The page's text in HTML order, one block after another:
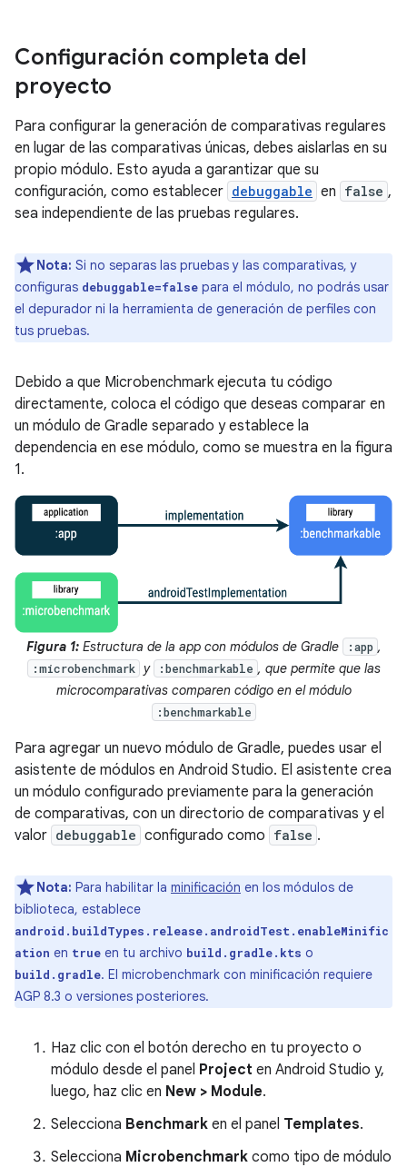
Configuración completa del
proyecto
Para configurar la generación de comparativas regulares
en lugar de las comparativas únicas, debes aislarlas en su
propio módulo. Esto ayuda a garantizar que su
configuración, como establecer debuggable en false ,
sea independiente de las pruebas regulares.
Nota: Si no separas las pruebas y las comparativas, y
configuras debuggable=false para el módulo, no podrás usar
el depurador ni la herramienta de generación de perfiles con
tus pruebas.
Debido a que Microbenchmark ejecuta tu código
directamente, coloca el código que deseas comparar en
un módulo de Gradle separado y establece la
dependencia en ese módulo, como se muestra en la figura
1.
Figura 1:Estructura de la app con módulos de Gradle :app ,
:microbenchmark y :benchmarkable , que permite que las
microcomparativas comparen código en el módulo
:benchmarkable
Para agregar un nuevo módulo de Gradle, puedes usar el
asistente de módulos en Android Studio. El asistente crea
un módulo configurado previamente para la generación
de comparativas, con un directorio de comparativas y el
valor debuggable configurado como false .
Nota: Para habilitar la minificación en los módulos de
biblioteca, establece
android.buildTypes.release.androidTest.enableMinific
ation en true en tu archivo build.gradle.kts o
build.gradle. El microbenchmark con minificación requiere
AGP 8.3 o versiones posteriores.
Haz clic con el botón derecho en tu proyecto o
módulo desde el panel Project en Android Studio y,
luego, haz clic en New > Module.
Selecciona Benchmark en el panel Templates.
Selecciona Microbenchmark como tipo de módulo